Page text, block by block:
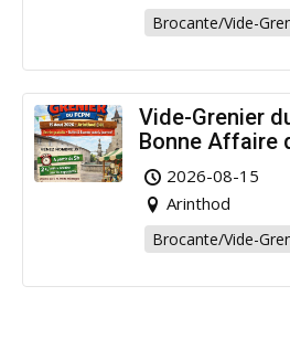
Brocante/Vide-
Vide-Grenier
Bonne Affaire
Arinthod !
2026-08-15
Arinthod
Brocante/Vide-